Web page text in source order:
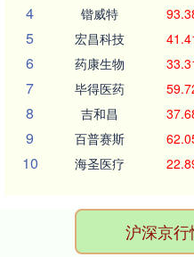
4 锴威特
5 宏昌科技
6 药康生物
7 毕得医药
8 吉和昌
9 百普赛斯
10 海圣医疗
沪深京